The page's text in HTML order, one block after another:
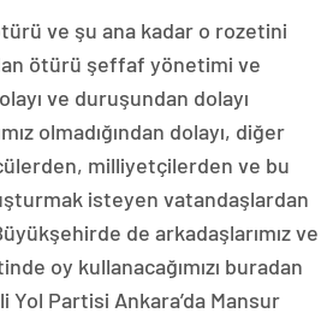
ve şu ana kadar o rozetini
ötürü şeffaf yönetimi ve
ve duruşundan dolayı
olmadığından dolayı, diğer
milliyetçilerden ve bu
isteyen vatandaşlardan
de arkadaşlarımız ve
oy kullanacağımızı buradan
Yol Partisi Ankara’da Mansur